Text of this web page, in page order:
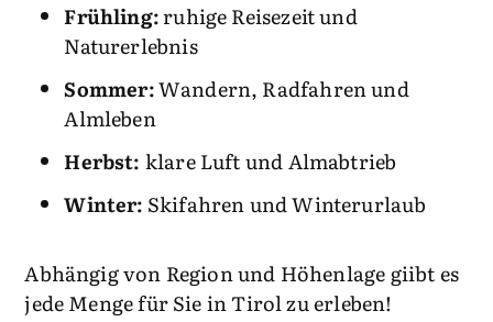
Frühling:ruhige Reisezeit und
Naturerlebnis
Sommer:Wandern, Radfahren und
Almleben
Herbst: klare Luft und Almabtrieb
Winter: Skifahren und Winterurlaub
Abhängig von Region und Höhenlage giibt es
jede Menge für Sie in Tirol zu erleben!